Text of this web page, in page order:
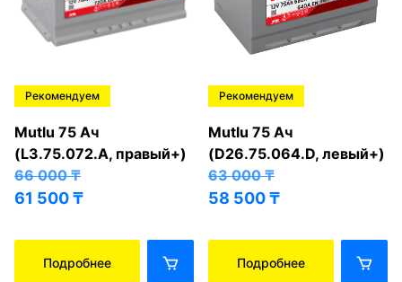
Рекомендуем
Mutlu 75 Ач
(L3.75.072.A, правый+)
66 000₸
61 500₸
Подробнее
Рекомендуем
Mutlu 75 Ач
(D26.75.064.D, левый+)
63 000₸
58 500₸
Подробнее